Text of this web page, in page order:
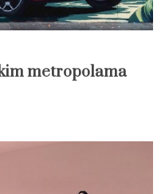
metropolama